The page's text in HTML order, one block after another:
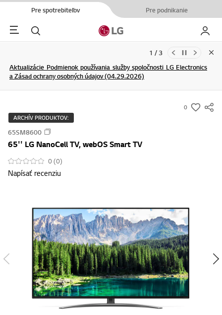
Pre spotrebiteľov Pre podnikanie
Menu Hľadať Moje
Aktualizácie Podmienok používania služby spoločnosti LG Electronics
a Zásad ochrany osobných údajov (04.29.2026)
ĎALŠIE INFORMÁCIE
1 / 3
0
s
ARCHÍV PRODUKTOV:
65SM8600
65'' LG NanoCell TV, webOS Smart TV
0 (0)
Napísať recenziu